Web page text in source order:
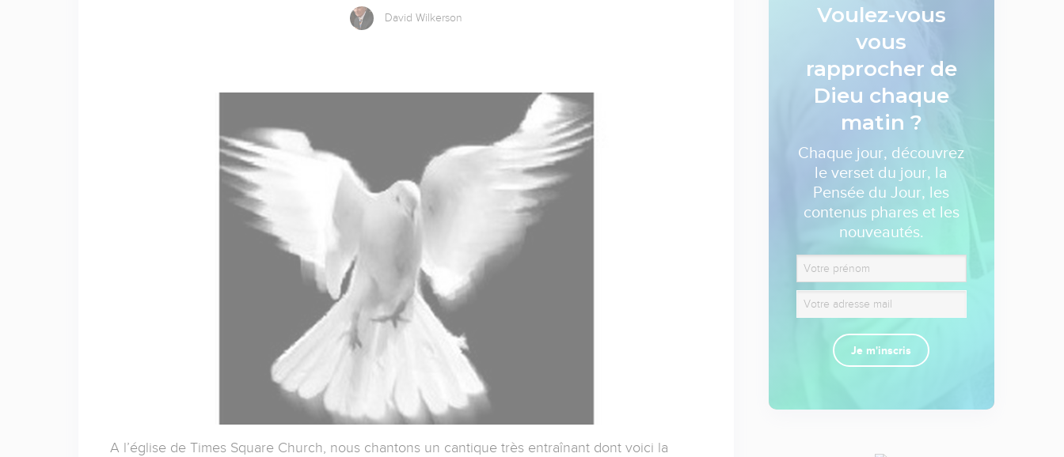
David Wilkerson
A l’église de Times Square Church, nous chantons un cantique très entraînant dont voici la
Voulez-vous
vous
rapprocher de
Dieu chaque
matin ?
Chaque jour, découvrez
le verset du jour, la
Pensée du Jour, les
contenus phares et les
nouveautés.
Je m'inscris